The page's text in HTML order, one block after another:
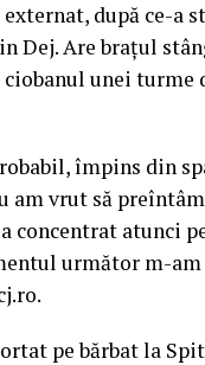
după ce-a
Dej. Are braţul
unei turme
împins din
am vrut să
concentrat atunci
următor m-
pe bărbat la